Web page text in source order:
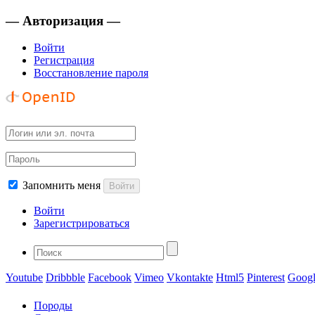
— Авторизация —
Войти
Регистрация
Восстановление пароля
Запомнить меня Войти
Войти
Зарегистрироваться
Youtube Dribbble Facebook Vimeo Vkontakte Html5 Pinterest
Породы